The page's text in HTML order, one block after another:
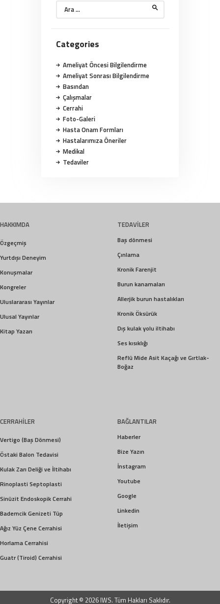
Arama:
Categories
Ameliyat Öncesi Bilgilendirme
Ameliyat Sonrası Bilgilendirme
Basından
Çalışmalar
Cerrahi
Foto-Galeri
Hasta Onam Formları
Hastalarımıza Öneriler
Medikal
Tedaviler
HAKKIMDA
Özgeçmiş
Yurtdışı Deneyim
Konuşmalar
Kongreler
Uluslararası Yayınlar
Ulusal Yayınlar
Kitap Yazarı
TEDAVİLER
Baş dönmesi
Çınlama
Kronik Farenjit
Burun kanamaları
Allerjik burun hastalıkları
Kronik Öksürük
Dış kulak yolu iltihabı
Ses kısıklığı
Reflü Mide Asit Kaçağı ve Gırtlak-
Boğaz
CERRAHİLER
Vertigo (Baş Dönmesi)
Östaki Balon Tedavisi
Kulak Zarı Deliği ve İltihabı
Rinoplasti Septoplasti
Sinüzit Endoskopik Cerrahi
Bademcik Genizeti Tüp
Ağız Yüz Çene Cerrahisi
Horlama Cerrahisi
Guatr (Tiroid) Cerrahisi
BAĞLANTILAR
Haberler
Bize Yazın
İnstagram
Youtube
Google
Linkedin
İletişim
Copyright © 2026 IWS. Tüm Hakları Saklıdır.